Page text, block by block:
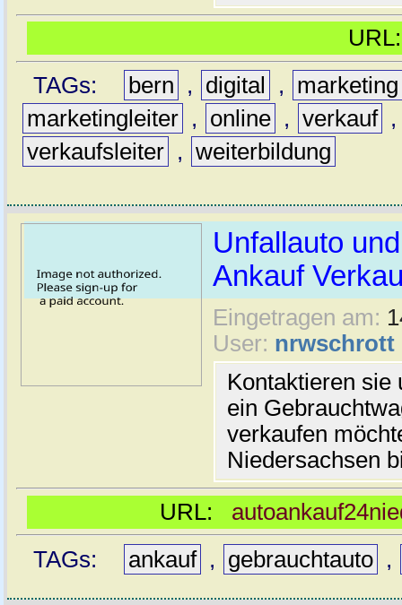
TAGs:
bern , digital ,
marketing
marketingleiter , online , verkauf
verkaufsleiter , weiterbildung
Unfallauto
Ankauf
Eingetragen am:
User: nrwschrott
Kontaktieren sie
ein
verkaufen
Niedersachsen
URL:
TAGs:
ankauf , gebrauchtauto ,